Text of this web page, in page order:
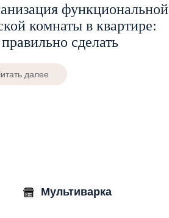
функциональной
комнаты в квартире:
сделать
далее
Мультиварка